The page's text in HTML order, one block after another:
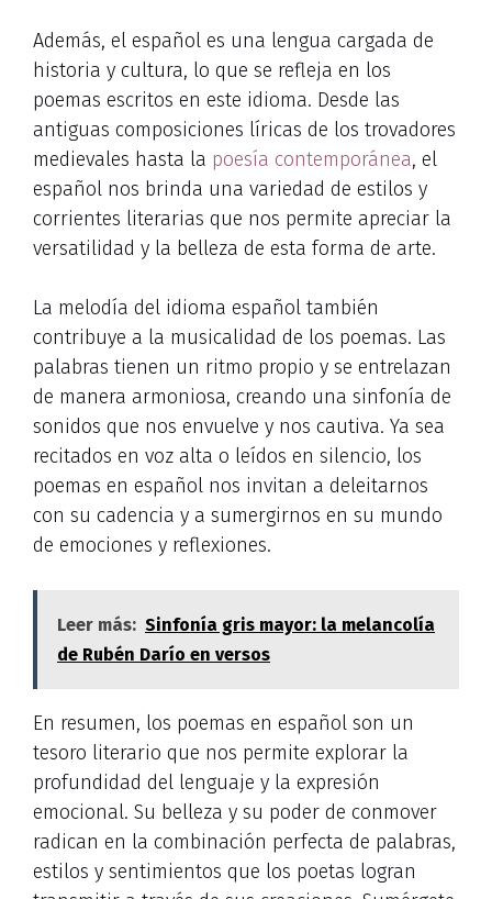
Además, el español es una lengua cargada de
historia y cultura, lo que se refleja en los
poemas escritos en este idioma. Desde las
antiguas composiciones líricas de los trovadores
medievales hasta la poesía contemporánea, el
español nos brinda una variedad de estilos y
corrientes literarias que nos permite apreciar la
versatilidad y la belleza de esta forma de arte.
La melodía del idioma español también
contribuye a la musicalidad de los poemas. Las
palabras tienen un ritmo propio y se entrelazan
de manera armoniosa, creando una sinfonía de
sonidos que nos envuelve y nos cautiva. Ya sea
recitados en voz alta o leídos en silencio, los
poemas en español nos invitan a deleitarnos
con su cadencia y a sumergirnos en su mundo
de emociones y reflexiones.
Leer más: Sinfonía gris mayor: la melancolía
de Rubén Darío en versos
En resumen, los poemas en español son un
tesoro literario que nos permite explorar la
profundidad del lenguaje y la expresión
emocional. Su belleza y su poder de conmover
radican en la combinación perfecta de palabras,
estilos y sentimientos que los poetas logran